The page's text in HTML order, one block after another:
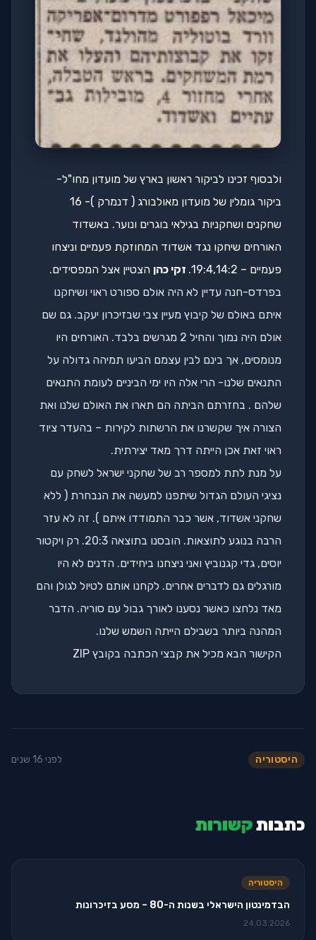
ולבסוף זכינו לביקור ראשון בארץ של מועדון מחו"ל-
ביקור גומלין של מועדון מאולבורג ( דנמרק )- 16
שחקנים ושחקניות בגילאי בוגרים ונוער. באשדוד
האורחים שיחקו נגד אשדוד המחוזקת פעמיים וניצחו
פעמיים – 19:4,14:2.
זקי כהן הצטיין אצל המפסידים.
בפרדס-חנה עדיין לא היה אולם ספורט ראוי ושיחקנו
איתם באולם של קיבוץ מעיין צבי שבזיכרון יעקב. גם שם
אולם היה נמוך והחיל 2 מגרשים בלבד. האורחים היו
מנומסים, אך בינם לבין עצמם הביעו תמיהה גדולה על
התנאים שלנו- הרי אלה היו ימי הביניים לעומת התנאים
שלהם . בחזרתם הביתה הם תארו את האולם שלנו ואת
הצורה איך שקשרנו את הרשתות לקירות – בהעדר ציוד
ראוי זאת אכן הייתה דרך מאד יצירתית.
על מנת לתת למספר רב של שחקני ישראל לשחק עם
נציגי העולם הגדול שיתפנו למעשה את הנבחרת ( ללא
שחקני אשדוד, אשר כבר התמודדו איתם ). זה לא עזר
הרבה בנוגע לתוצאות. הובסנו בתוצאה 20:3. רק ויקטור
יוסים, גדי קגנוביץ ואני ניצחנו ביחידים. הדנים לא היו
מורגלים גם לדברים אחרים. לקחנו אותם לטיול לגולן והם
מאד נלחצו כאשר נסענו לאורך גבול עם סוריה. הדבר
המהנה ביותר בשבילם הייתה השמש שלנו.
הקישור הבא מכיל את קבצי הכתבה בקובץ ZIP
היסטוריה לפני 16 שנים
כתבותקשורות
היסטוריה
הבדמינטון הישראלי בשנות ה-80 – מסע בזיכרונות
24.03.2026